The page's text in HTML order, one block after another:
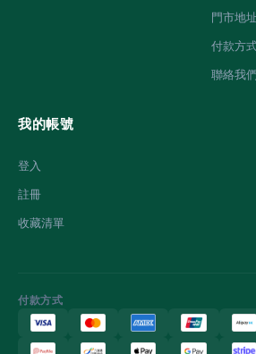
門市地址
付款方
聯絡我們
我的帳號
登入
註冊
收藏清單
付款方式